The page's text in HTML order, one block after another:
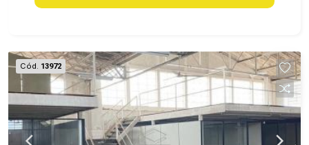
climatizada.
Cód. 13972